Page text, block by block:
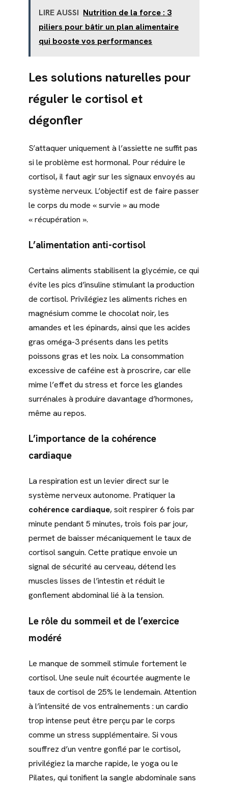
LIRE AUSSI Nutrition de la force : 3
piliers pour bâtir un plan alimentaire
qui booste vos performances
Les solutions naturelles pour
réguler le cortisol et
dégonfler
S’attaquer uniquement à l’assiette ne suffit pas
si le problème est hormonal. Pour réduire le
cortisol, il faut agir sur les signaux envoyés au
système nerveux. L’objectif est de faire passer
le corps du mode « survie » au mode
« récupération ».
L’alimentation anti-cortisol
Certains aliments stabilisent la glycémie, ce qui
évite les pics d’insuline stimulant la production
de cortisol. Privilégiez les aliments riches en
magnésium comme le chocolat noir, les
amandes et les épinards, ainsi que les acides
gras oméga-3 présents dans les petits
poissons gras et les noix. La consommation
excessive de caféine est à proscrire, car elle
mime l’effet du stress et force les glandes
surrénales à produire davantage d’hormones,
même au repos.
L’importance de la cohérence
cardiaque
La respiration est un levier direct sur le
système nerveux autonome. Pratiquer la
cohérence cardiaque, soit respirer 6 fois par
minute pendant 5 minutes, trois fois par jour,
permet de baisser mécaniquement le taux de
cortisol sanguin. Cette pratique envoie un
signal de sécurité au cerveau, détend les
muscles lisses de l’intestin et réduit le
gonflement abdominal lié à la tension.
Le rôle du sommeil et de l’exercice
modéré
Le manque de sommeil stimule fortement le
cortisol. Une seule nuit écourtée augmente le
taux de cortisol de 25% le lendemain. Attention
à l’intensité de vos entraînements : un cardio
trop intense peut être perçu par le corps
comme un stress supplémentaire. Si vous
souffrez d’un ventre gonflé par le cortisol,
privilégiez la marche rapide, le yoga ou le
Pilates, qui tonifient la sangle abdominale sans